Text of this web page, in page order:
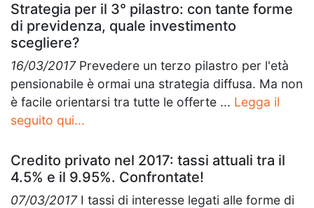
Strategia per il 3° pilastro: con tante forme
di previdenza, quale investimento
scegliere?
16/03/2017Prevedere un terzo pilastro per l'età
pensionabile è ormai una strategia diffusa. Ma non
è facile orientarsi tra tutte le offerte ... Legga il
seguito qui...
Credito privato nel 2017: tassi attuali tra il
4.5% e il 9.95%. Confrontate!
07/03/2017I tassi di interesse legati alle forme di